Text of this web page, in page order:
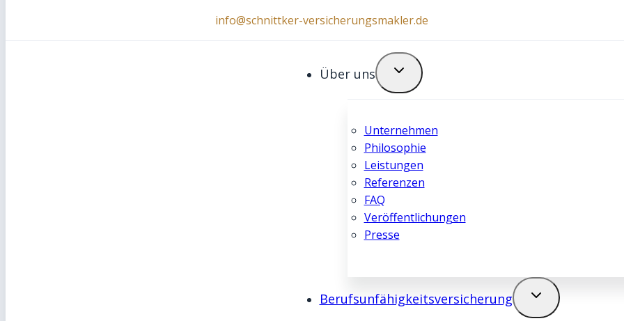
info@schnittker-versicherungsmakler.de
Über uns
Unternehmen
Philosophie
Leistungen
Referenzen
FAQ
Veröffentlichungen
Presse
Berufsunfähigkeits­­versicherung